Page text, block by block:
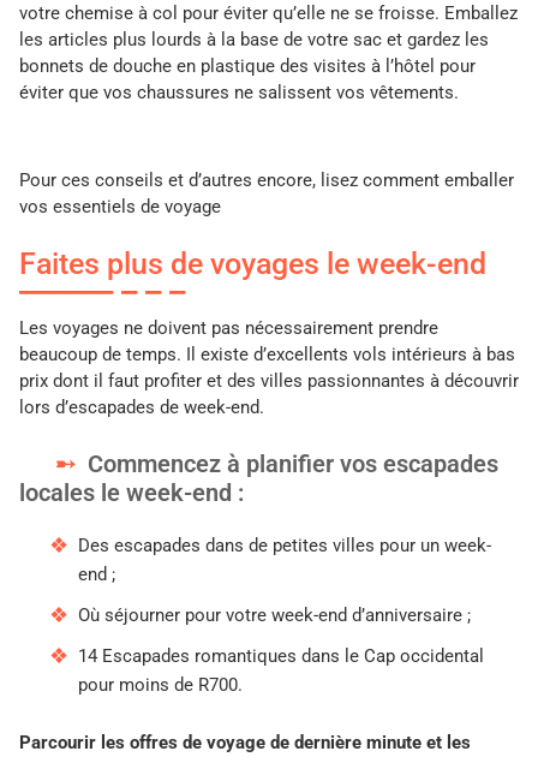
votre chemise à col pour éviter qu’elle ne se froisse. Emballez
les articles plus lourds à la base de votre sac et gardez les
bonnets de douche en plastique des visites à l’hôtel pour
éviter que vos chaussures ne salissent vos vêtements.
Pour ces conseils et d’autres encore, lisez comment emballer
vos essentiels de voyage
Faites plus de voyages le week-end
Les voyages ne doivent pas nécessairement prendre
beaucoup de temps. Il existe d’excellents vols intérieurs à bas
prix dont il faut profiter et des villes passionnantes à découvrir
lors d’escapades de week-end.
Commencez à planifier vos escapades
locales le week-end :
Des escapades dans de petites villes pour un week-
end ;
Où séjourner pour votre week-end d’anniversaire ;
14 Escapades romantiques dans le Cap occidental
pour moins de R700.
Parcourir les offres de voyage de dernière minute et les